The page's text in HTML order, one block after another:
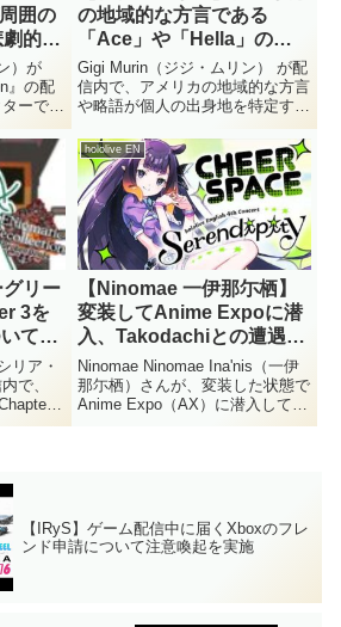
囲の
的な
）が
』の配
ーであ
囲に忘
面しま
記憶を
...
の地域的な方言である
「Ace」や「Hella」の使
用について語る
Gigi Murin（ジジ・ムリン） が配
信内で、アメリカの地域的な方言
や略語が個人の出身地を特定する
鍵になるという話題について語り
ました。特に食べ放題を意味する
「Ace」という呼称や「Hella」と
いう単語の使用背景について、自
身の経験を...
グリー
3を
て語
リア・
で、
3
。特にお
hololive EN
【Ninomae 一伊那尓栖】
変装してAnime Expoに潜
入、Takodachiとの遭遇を
語る
Ninomae Ninomae Ina'nis（一伊
那尓栖）さんが、変装した状態で
Anime Expo（AX）に潜入してい
たと配信で明かしました。会場で
【IRyS】ゲーム配信中に届くXboxのフレ
ンド申請について注意喚起を実施